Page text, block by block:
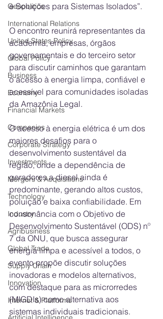
Geopolitics
International Relations
United States Policy
Global Policy
Business
Economy
Financial Markets
Companies
Corporate Strategy
Investments
Mergers & Acquisitions
Technology
Industry
Agribusiness
Global Trade
Supply Chain
Innovation
Internet & Platforms
e Soluções para Sistemas Isolados”.
O encontro reunirá representantes da
academia, empresas, órgãos
governamentais e do terceiro setor
para discutir caminhos que garantam
o acesso à energia limpa, confiável e
acessível para comunidades isoladas
da Amazônia Legal.
O acesso à energia elétrica é um dos
maiores desafios para o
desenvolvimento sustentável da
região, onde a dependência de
geradores a diesel ainda é
predominante, gerando altos custos,
poluição e baixa confiabilidade. Em
consonância com o Objetivo de
Desenvolvimento Sustentável (ODS) nº
7 da ONU, que busca assegurar
energia limpa e acessível a todos, o
evento propõe discutir soluções
inovadoras e modelos alternativos,
com destaque para as microrredes
(MIGDIs) como alternativa aos
sistemas individuais tradicionais.